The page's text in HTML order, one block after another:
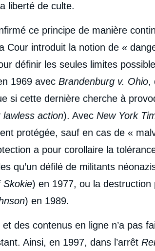
liberté de culte.
ce principe de manière
Cour introduit la notion de «
définir les seules limites
1969 avec Brandenburg v. Ohio,
si cette dernière cherche à
lawless action). Avec New York
protégée, sauf en cas de «
a pour corollaire la
qu’un défilé de militants
Skokie) en 1977, ou la destruction
) en 1989.
et des contenus en ligne n’a pas
Ainsi, en 1997, dans l’arrêt